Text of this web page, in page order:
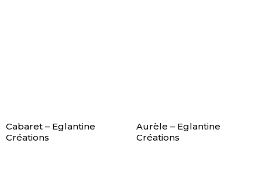
Cabaret – Eglantine
Créations
Aurèle – Eglantine
Créations